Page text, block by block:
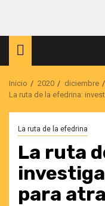
contenido
Inicio 2020 diciembre
La ruta de la efedrina:
La ruta de la efedrina
La ruta
para